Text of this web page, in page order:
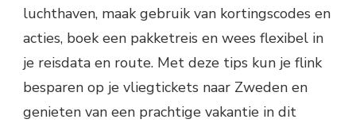
luchthaven, maak gebruik van kortingscodes en
acties, boek een pakketreis en wees flexibel in
je reisdata en route. Met deze tips kun je flink
besparen op je vliegtickets naar Zweden en
genieten van een prachtige vakantie in dit